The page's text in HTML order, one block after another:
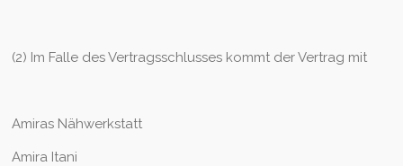
(2) Im Falle des Vertragsschlusses kommt der Vertrag mit
Amiras Nähwerkstatt
Amira Itani